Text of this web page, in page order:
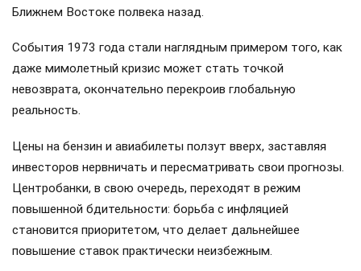
Ближнем Востоке полвека назад.
События 1973 года стали наглядным примером того, как
даже мимолетный кризис может стать точкой
невозврата, окончательно перекроив глобальную
реальность.
Цены на бензин и авиабилеты ползут вверх, заставляя
инвесторов нервничать и пересматривать свои прогнозы.
Центробанки, в свою очередь, переходят в режим
повышенной бдительности: борьба с инфляцией
становится приоритетом, что делает дальнейшее
повышение ставок практически неизбежным.